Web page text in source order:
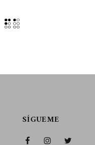
SÍGUEME